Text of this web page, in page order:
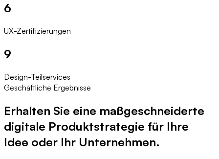
6
UX-Zertifizierungen
9
Design-Teilservices
Geschäftliche Ergebnisse
Erhalten Sie eine maßgeschneiderte
digitale Produktstrategie für Ihre
Idee oder Ihr Unternehmen.